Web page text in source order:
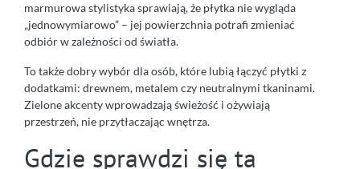
marmurowa stylistyka sprawiają, że płytka nie wygląda
„jednowymiarowo” – jej powierzchnia potrafi zmieniać
odbiór w zależności od światła.
To także dobry wybór dla osób, które lubią łączyć płytki z
dodatkami: drewnem, metalem czy neutralnymi tkaninami.
Zielone akcenty wprowadzają świeżość i ożywiają
przestrzeń, nie przytłaczając wnętrza.
Gdzie sprawdzi się ta